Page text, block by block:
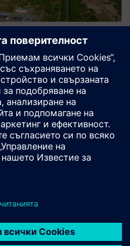
на активите
на Siemens за
DES активи, тъй като
на дигитализацията,
дистанционно
като
критични
на поддръжката.